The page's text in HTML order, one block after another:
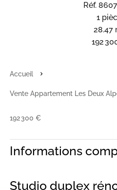
Réf.
1
28.47
192
Accueil
Vente Appartement Les Deux
192 300 €
Informations
Studio duplex